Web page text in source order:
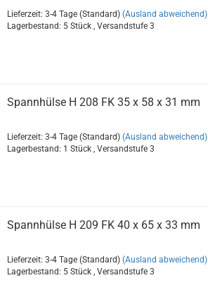
Lieferzeit: 3-4 Tage (Standard) (Ausland abweichend)
Lagerbestand: 5 Stück , Versandstufe 3
Spannhülse H 208 FK 35 x 58 x 31 mm
Lieferzeit: 3-4 Tage (Standard) (Ausland abweichend)
Lagerbestand: 1 Stück , Versandstufe 3
Spannhülse H 209 FK 40 x 65 x 33 mm
Lieferzeit: 3-4 Tage (Standard) (Ausland abweichend)
Lagerbestand: 5 Stück , Versandstufe 3